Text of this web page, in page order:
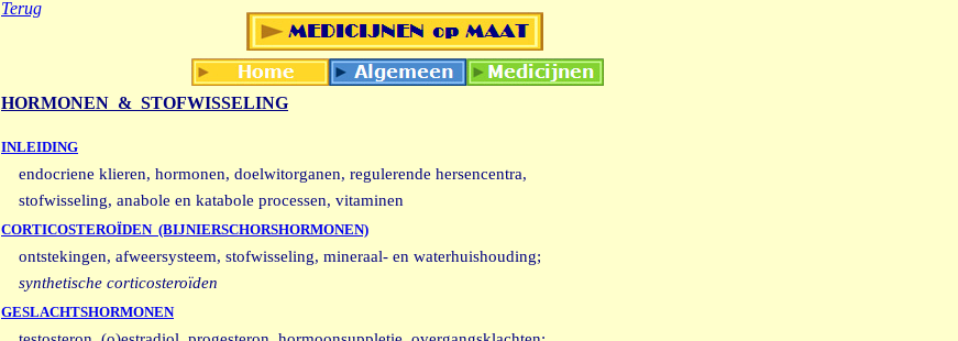
Terug
HORMONEN & STOFWISSELING
INLEIDING
endocriene klieren, hormonen, doelwitorganen, regulerende hersencentra,
stofwisseling, anabole en katabole processen, vitaminen
CORTICOSTEROÏDEN (BIJNIERSCHORSHORMONEN)
ontstekingen, afweersysteem, stofwisseling, mineraal- en waterhuishouding;
synthetische corticosteroïden
GESLACHTSHORMONEN